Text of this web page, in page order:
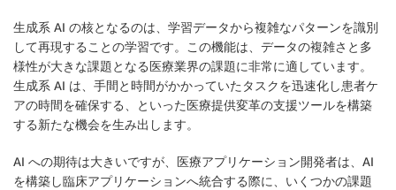
生成系 AI の核となるのは、学習データから複雑なパターンを識別
して再現することの学習です。この機能は、データの複雑さと多
様性が大きな課題となる医療業界の課題に非常に適しています。
生成系 AI は、手間と時間がかかっていたタスクを迅速化し患者ケ
アの時間を確保する、といった医療提供変革の支援ツールを構築
する新たな機会を生み出します。
AI への期待は大きいですが、医療アプリケーション開発者は、AI
を構築し臨床アプリケーションへ統合する際に、いくつかの課題